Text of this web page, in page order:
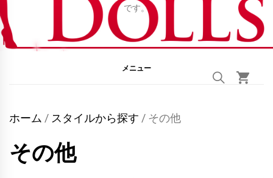
ッ
プ
です。
メニュー
ホーム / スタイルから探す / その他
その他